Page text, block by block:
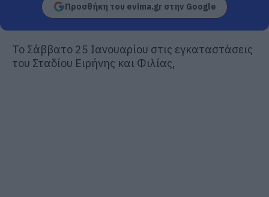
Προσθήκη του evima.gr στην Google
Το Σάββατο 25 Ιανουαρίου στις εγκαταστάσεις
του Σταδίου Ειρήνης και Φιλίας,